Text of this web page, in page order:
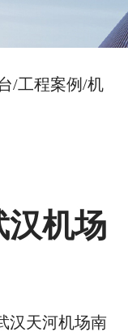
/工程案例/机
汉机场
汉天河机场南